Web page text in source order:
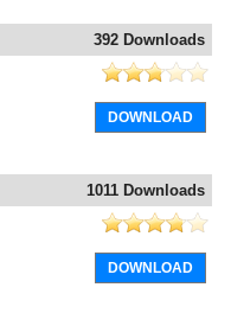
392 Downloads
DOWNLOAD
1011 Downloads
DOWNLOAD